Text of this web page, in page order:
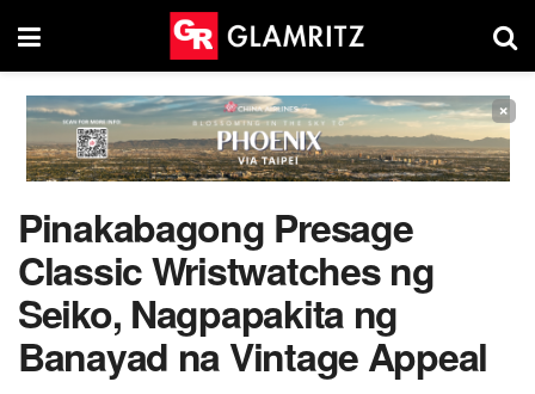
×
Pinakabagong Presage
Classic Wristwatches ng
Seiko, Nagpapakita ng
Banayad na Vintage Appeal